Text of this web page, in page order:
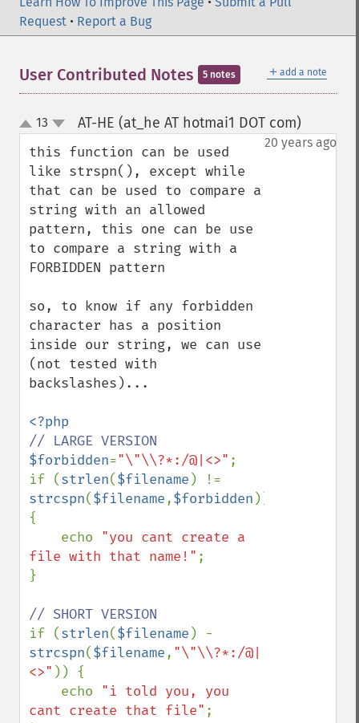
Request • Report a Bug
＋ add a note
User Contributed Notes 5 notes
up
down
13 AT-HE (at_he AT hotmai1 DOT com)
20 years ago
this function can be used
like strspn(), except while
that can be used to compare a
string with an allowed
pattern, this one can be use
to compare a string with a
FORBIDDEN pattern
so, to know if any forbidden
character has a position
inside our string, we can use
(not tested with
backslashes)...
$forbidden="\"\\?*:/@|<>" ;
if (strlen($filename
strcspn($filename,$forbidden ))
{
    echo
"you cant create a
file with that name!" ;
}
if (strlen($filename
strcspn($filename, "\"\\?*:/@|
<>" )) {
    echo
"i told you, you
cant create that file" ;